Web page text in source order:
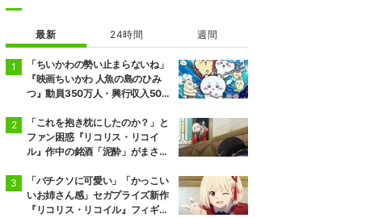
最新 24時間 週間
「ちいかわの勢い止まらないね」
『映画ちいかわ 人魚の島のひみ
つ』動員350万人・興行収入50億
「これを抱き枕にしたのか？」と
ファン困惑『リコリス・リコイ
ル』作中の銘酒「泥酔」がまさか
「バチクソに可愛い」「かっこい
いお姉さん感」セガプライズ新作
『リコリス・リコイル』フィギュ